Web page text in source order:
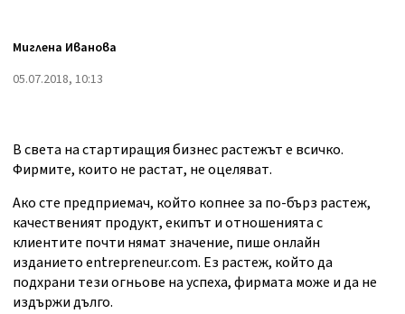
Миглена Иванова
05.07.2018, 10:13
В света на стартиращия бизнес растежът е всичко.
Фирмите, които не растат, не оцеляват.
Ако сте предприемач, който копнее за по-бърз растеж,
качественият продукт, екипът и отношенията с
клиентите почти нямат значение, пише онлайн
изданието entrepreneur.com. Ез растеж, който да
подхрани тези огньове на успеха, фирмата може и да не
издържи дълго.